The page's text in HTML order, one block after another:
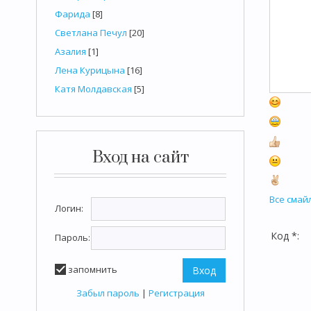
Фарида [8]
Светлана Печул [20]
Азалия [1]
Лена Курицына [16]
Катя Молдавская [5]
Вход на сайт
Логин:
Пароль:
запомнить
Забыл пароль | Регистрация
Все
Код *: